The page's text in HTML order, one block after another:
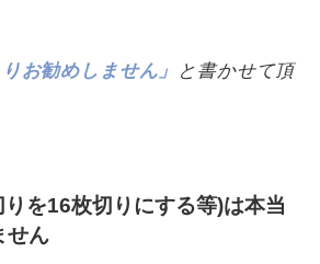
りお勧めしません」
と書かせて頂
を16枚切りにする等)は本当
せん